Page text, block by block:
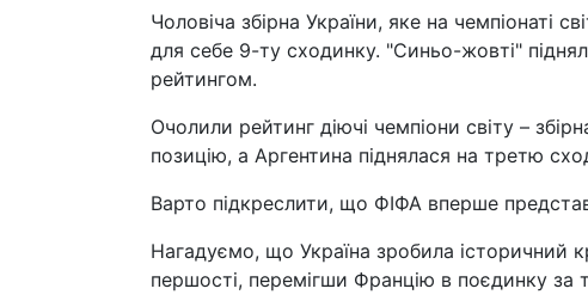
Чоловіча збірна України, яке на чемпіонаті
для себе 9-ту сходинку. "Синьо-жовті"
рейтингом.
Очолили рейтинг діючі чемпіони світу –
позицію, а Аргентина піднялася на третю
Варто підкреслити, що ФІФА вперше
Нагадуємо, що Україна зробила історичний
першості, перемігши Францію в поєдинку за